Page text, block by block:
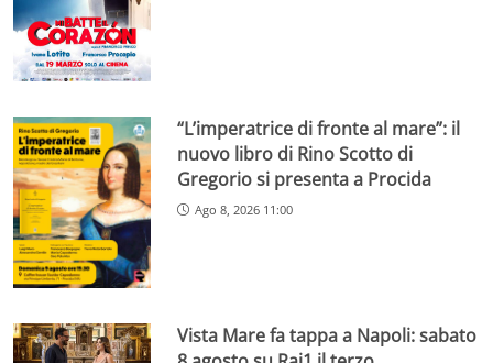
“L’imperatrice di fronte al mare”: il
nuovo libro di Rino Scotto di
Gregorio si presenta a Procida
Ago 8, 2026 11:00
Vista Mare fa tappa a Napoli: sabato